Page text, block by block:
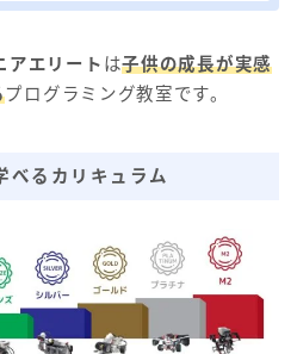
アエリート は子供の成長が実感
プログラミング教室です。
べるカリキュラム